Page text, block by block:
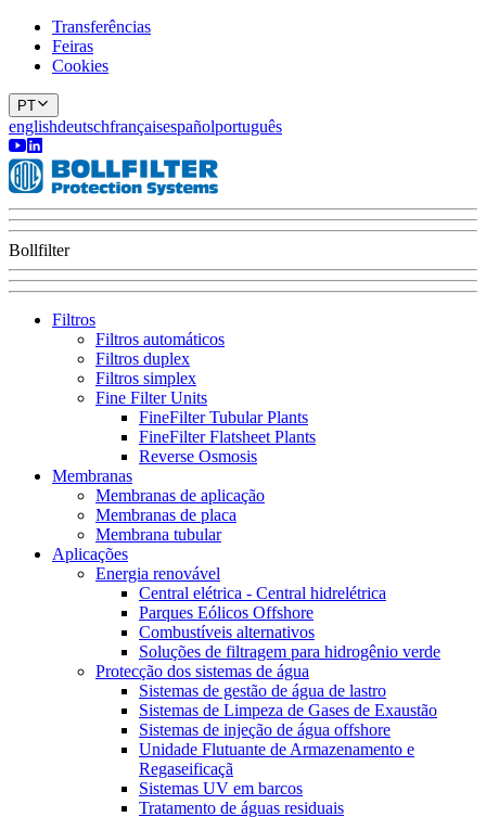
Transferências
Feiras
Cookies
PT
englishdeutschfrançaisespañolportuguês
Bollfilter
Filtros
Filtros automáticos
Filtros duplex
Filtros simplex
Fine Filter Units
FineFilter Tubular Plants
FineFilter Flatsheet Plants
Reverse Osmosis
Membranas
Membranas de aplicação
Membranas de placa
Membrana tubular
Aplicações
Energia renovável
Central elétrica - Central hidrelétrica
Parques Eólicos Offshore
Combustíveis alternativos
Soluções de filtragem para hidrogênio verde
Protecção dos sistemas de água
Sistemas de gestão de água de lastro
Sistemas de Limpeza de Gases de Exaustão
Sistemas de injeção de água offshore
Unidade Flutuante de Armazenamento e
Regaseificaçã
Sistemas UV em barcos
Tratamento de águas residuais